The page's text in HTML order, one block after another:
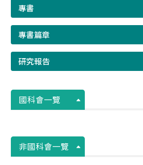
專書
專書篇章
研究報告
國科會一覽
非國科會一覽